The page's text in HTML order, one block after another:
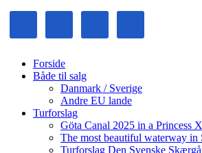
Forside
Både til salg
Danmark / Sverige
Andre EU lande
Turforslag
Göta Canal 2025 in a Princess
The most beautiful waterway in
Turforslag Den Svenske